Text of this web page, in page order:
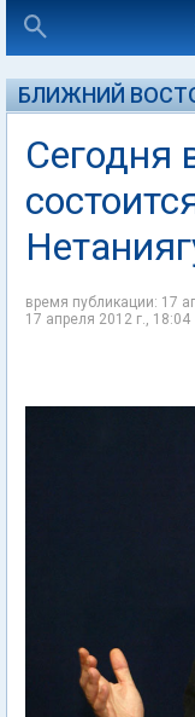
БЛИЖНИЙ
Сегодня
время публикации: 17
17 апреля 2012 г., 18:04